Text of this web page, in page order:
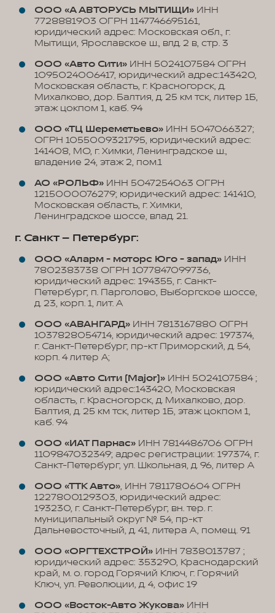
ООО «А АВТОРУСЬ МЫТИЩИ» ИНН
7728881903 ОГРН 1147746695161,
юридический адрес: Московская обл., г.
Мытищи, Ярославское ш., влд. 2 в, стр. 3
ООО «Авто Сити» ИНН 5024107584 ОГРН
1095024006417, юридический адрес:143420,
Московская область, г. Красногорск, д.
Михалково, дор. Балтия, д. 25 км тск, литер 1Б,
этаж цокпом 1, каб. 94
ООО «ТЦ Шереметьево» ИНН 5047066327;
ОГРН 1055009321795, юридический адрес:
141408, МО, г. Химки, Ленинградское ш.,
владение 24, этаж 2, пом.1
АО «РОЛЬФ» ИНН 5047254063 ОГРН
1215000076279; юридический адрес: 141410,
Московская область, г. Химки,
Ленинградское шоссе, влад. 21.
г. Санкт – Петербург:
ООО «Аларм - моторс Юго - запад» ИНН
7802383738 ОГРН 1077847099736,
юридический адрес: 194355, г. Санкт-
Петербург, п. Парголово, Выборгское шоссе,
д. 23, корп. 1, лит. А
ООО «АВАНГАРД» ИНН 7813167880 ОГРН
1037828054714, юридический адрес: 197374,
г. Санкт-Петербург, пр-кт Приморский, д. 54,
корп. 4 литер А;
ООО «Авто Сити (Major)» ИНН 5024107584 ;
юридический адрес:143420, Московская
область, г. Красногорск, д. Михалково, дор.
Балтия, д. 25 км тск, литер 1Б, этаж цокпом 1,
каб. 94
ООО «ИАТ Парнас» ИНН 7814486706 ОГРН
1109847032349; адрес регистрации: 197374, г.
Санкт-Петербург, ул. Школьная, д. 96, литер А
ООО «ТТК Авто», ИНН 7811780604 ОГРН
1227800129303, юридический адрес:
193230, г. Санкт-Петербург, вн. тер. г.
муниципальный округ № 54, пр-кт
Дальневосточный, д. 41, литера А, помещ. 91
ООО «ОРГТЕХСТРОЙ» ИНН 7838013787 ;
юридический адрес: 353290, Краснодарский
край, м. о. город Горячий Ключ, г. Горячий
Ключ, ул. Революции, д. 4, офис 19
ООО «Восток-Авто Жукова» ИНН